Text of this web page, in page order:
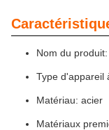
Nom du
Type d'appareil
Matériau: acier
Matériaux